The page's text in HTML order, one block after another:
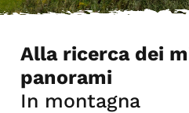
Alla ricerca dei
panorami
In montagna